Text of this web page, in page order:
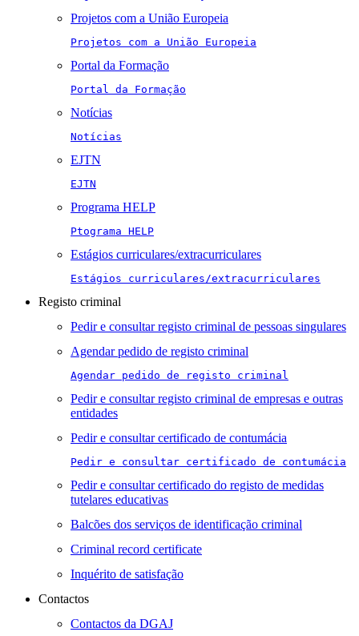
Projetos com a União Europeia
Projetos com a União Europeia
Portal da Formação
Portal da Formação
Notícias
Notícias
EJTN
EJTN
Programa HELP
Ptograma HELP
Estágios curriculares/extracurriculares
Estágios curriculares/extracurriculares
Registo criminal
Pedir e consultar registo criminal de pessoas singulares
Agendar pedido de registo criminal
Agendar pedido de registo criminal
Pedir e consultar registo criminal de empresas e outras
entidades
Pedir e consultar certificado de contumácia
Pedir e consultar certificado de contumácia
Pedir e consultar certificado do registo de medidas
tutelares educativas
Balcões dos serviços de identificação criminal
Criminal record certificate
Inquérito de satisfação
Contactos
Contactos da DGAJ